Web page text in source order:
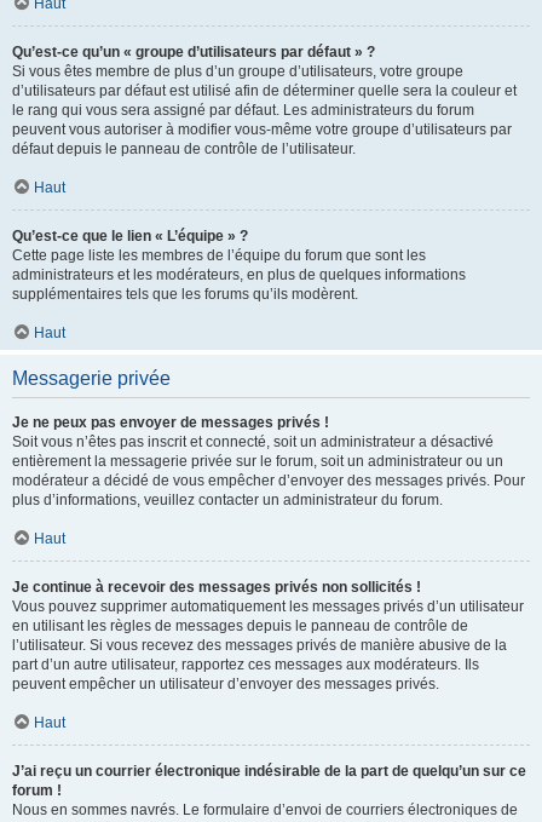
Haut
Qu’est-ce qu’un « groupe d’utilisateurs par défaut » ?
Si vous êtes membre de plus d’un groupe d’utilisateurs, votre groupe
d’utilisateurs par défaut est utilisé afin de déterminer quelle sera la couleur et
le rang qui vous sera assigné par défaut. Les administrateurs du forum
peuvent vous autoriser à modifier vous-même votre groupe d’utilisateurs par
défaut depuis le panneau de contrôle de l’utilisateur.
Haut
Qu’est-ce que le lien « L’équipe » ?
Cette page liste les membres de l’équipe du forum que sont les
administrateurs et les modérateurs, en plus de quelques informations
supplémentaires tels que les forums qu’ils modèrent.
Haut
Messagerie privée
Je ne peux pas envoyer de messages privés !
Soit vous n’êtes pas inscrit et connecté, soit un administrateur a désactivé
entièrement la messagerie privée sur le forum, soit un administrateur ou un
modérateur a décidé de vous empêcher d’envoyer des messages privés. Pour
plus d’informations, veuillez contacter un administrateur du forum.
Haut
Je continue à recevoir des messages privés non sollicités !
Vous pouvez supprimer automatiquement les messages privés d’un utilisateur
en utilisant les règles de messages depuis le panneau de contrôle de
l’utilisateur. Si vous recevez des messages privés de manière abusive de la
part d’un autre utilisateur, rapportez ces messages aux modérateurs. Ils
peuvent empêcher un utilisateur d’envoyer des messages privés.
Haut
J’ai reçu un courrier électronique indésirable de la part de quelqu’un sur ce
forum !
Nous en sommes navrés. Le formulaire d’envoi de courriers électroniques de